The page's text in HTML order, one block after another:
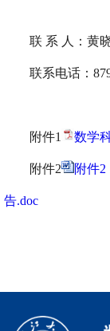
联 系 人：黄
联系电话：
附件1 数学
附件2 附件
告.doc